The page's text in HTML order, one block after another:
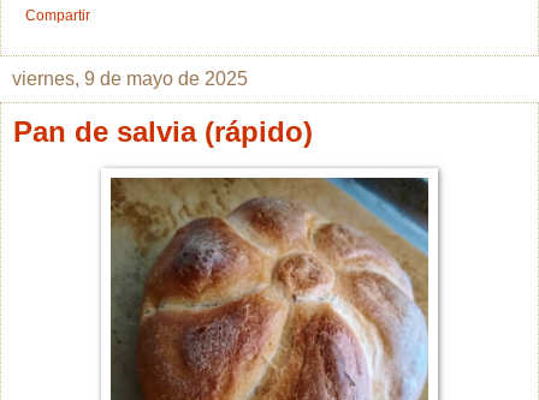
Compartir
viernes, 9 de mayo de 2025
Pan de salvia (rápido)